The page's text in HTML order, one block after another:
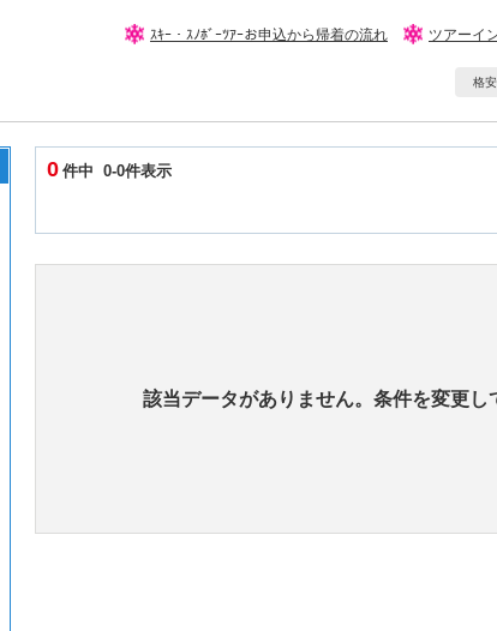
ｽｷｰ・ｽﾉﾎﾞｰﾂｱｰお申込から帰着の流れ ツアーイ
格
0 件中 0-0件表示
該当データがありません。条件を変更し